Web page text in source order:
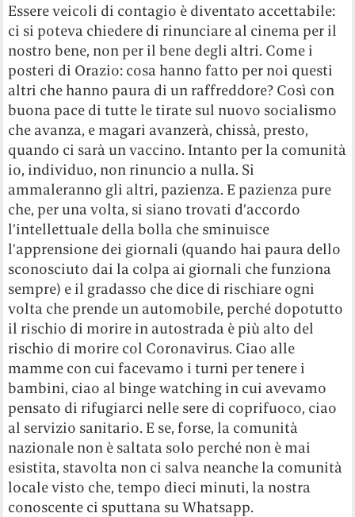
Essere veicoli di contagio è diventato accettabile:
ci si poteva chiedere di rinunciare al cinema per il
nostro bene, non per il bene degli altri. Come i
posteri di Orazio: cosa hanno fatto per noi questi
altri che hanno paura di un raffreddore? Così con
buona pace di tutte le tirate sul nuovo socialismo
che avanza, e magari avanzerà, chissà, presto,
quando ci sarà un vaccino. Intanto per la comunità
io, individuo, non rinuncio a nulla. Si
ammaleranno gli altri, pazienza. E pazienza pure
che, per una volta, si siano trovati d’accordo
l’intellettuale della bolla che sminuisce
l’apprensione dei giornali (quando hai paura dello
sconosciuto dai la colpa ai giornali che funziona
sempre) e il gradasso che dice di rischiare ogni
volta che prende un automobile, perché dopotutto
il rischio di morire in autostrada è più alto del
rischio di morire col Coronavirus. Ciao alle
mamme con cui facevamo i turni per tenere i
bambini, ciao al binge watching in cui avevamo
pensato di rifugiarci nelle sere di coprifuoco, ciao
al servizio sanitario. E se, forse, la comunità
nazionale non è saltata solo perché non è mai
esistita, stavolta non ci salva neanche la comunità
locale visto che, tempo dieci minuti, la nostra
conoscente ci sputtana su Whatsapp.